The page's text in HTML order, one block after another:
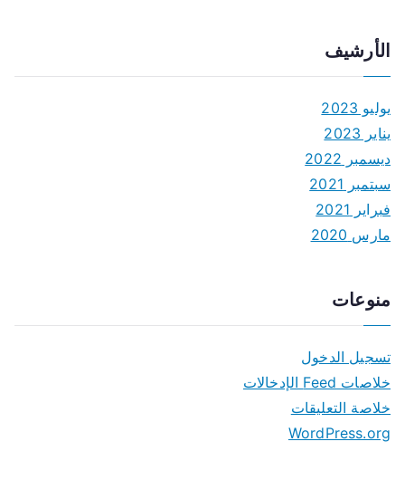
الأرشيف
يوليو 2023
يناير 2023
ديسمبر 2022
سبتمبر 2021
فبراير 2021
مارس 2020
منوعات
تسجيل الدخول
خلاصات Feed الإدخالات
خلاصة التعليقات
WordPress.org